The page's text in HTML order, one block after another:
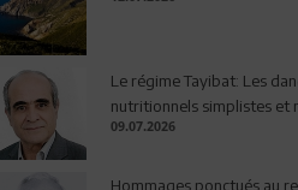
Le régime Tayibat: Les
nutritionnels simplistes et
09.07.2026
Hommages ponctués au